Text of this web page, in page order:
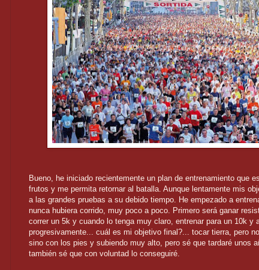
Bueno, he iniciado recientemente un plan de entrenamiento que
frutos y me permita retornar al batalla. Aunque lentamente mis
a las grandes pruebas a su debido tiempo. He empezado a
nunca hubiera corrido, muy poco a poco. Primero será ganar
correr un 5k y cuando lo tenga muy claro, entrenar para un 10k y
progresivamente... cuál es mi objetivo final?... tocar tierra, pero
sino con los pies y subiendo muy alto, pero sé que tardaré unos
también sé que con voluntad lo conseguiré.